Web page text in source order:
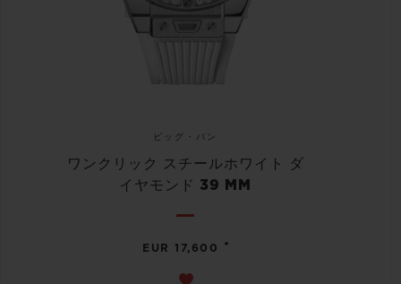
ビッグ・バン
ワンクリック スチールホワイト ダ
イヤモンド 39 MM
EUR 17,600 •